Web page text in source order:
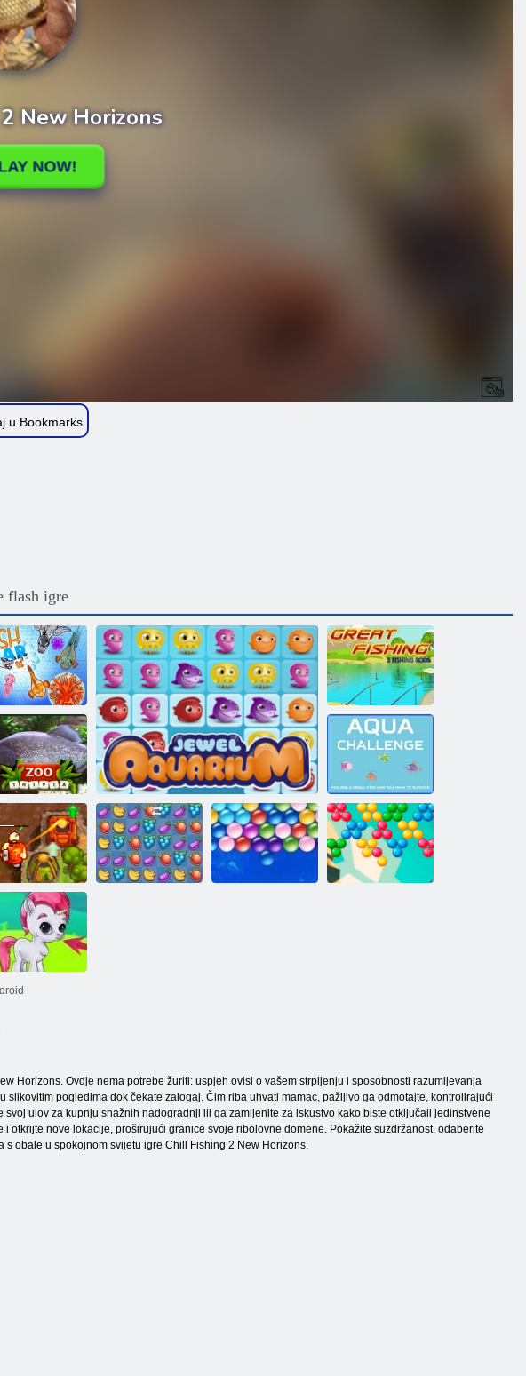
u Bookmarks
flash igre
Rat ribe Veliki ribolov
Zoološki vrt
Problem s
vodom
Prokleto blago 2
Horizons. Ovdje nema potrebe žuriti: uspjeh ovisi o vašem strpljenju i sposobnosti razumijevanja
slikovitim pogledima dok čekate zalogaj. Čim riba uhvati mamac, pažljivo ga odmotajte, kontrolirajući
ulov za kupnju snažnih nadogradnji ili ga zamijenite za iskustvo kako biste otključali jedinstvene
otkrijte nove lokacije, proširujući granice svoje ribolovne domene. Pokažite suzdržanost, odaberite
obale u spokojnom svijetu igre Chill Fishing 2 New Horizons.